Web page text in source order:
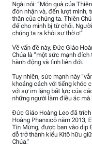
Ngài nói: “Món quà của
đón nhận và, đến lượt mình,
thân của chúng ta. Thiên
để cho mình bị từ chối.
chúng ta ra khỏi sự thờ ơ.”
Về vấn đề này, Đức Giáo
Chúa là “một sức mạnh
hành động và tình liên đới.
Tuy nhiên, sức mạnh này
khoảng cách với tiếng khóc
với sự im lặng bất lực của
những người làm điều ác mà
Đức Giáo Hoàng Leo đã
Hoàng Phanxicô năm 2013,
Tin Mừng, được ban vào dịp
dỗ trở thành kiểu Kitô hữu
Chúa.”